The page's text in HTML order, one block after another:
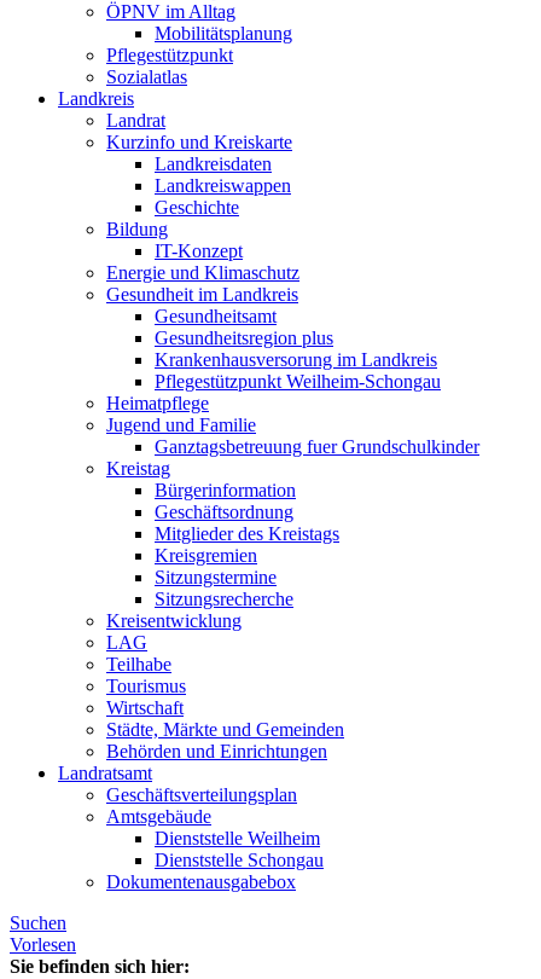
ÖPNV im Alltag
Mobilitätsplanung
Pflegestützpunkt
Sozialatlas
Landkreis
Landrat
Kurzinfo und Kreiskarte
Landkreisdaten
Landkreiswappen
Geschichte
Bildung
IT-Konzept
Energie und Klimaschutz
Gesundheit im Landkreis
Gesundheitsamt
Gesundheitsregion plus
Krankenhausversorung im Landkreis
Pflegestützpunkt Weilheim-Schongau
Heimatpflege
Jugend und Familie
Ganztagsbetreuung fuer Grundschulkinder
Kreistag
Bürgerinformation
Geschäftsordnung
Mitglieder des Kreistags
Kreisgremien
Sitzungstermine
Sitzungsrecherche
Kreisentwicklung
LAG
Teilhabe
Tourismus
Wirtschaft
Städte, Märkte und Gemeinden
Behörden und Einrichtungen
Landratsamt
Geschäftsverteilungsplan
Amtsgebäude
Dienststelle Weilheim
Dienststelle Schongau
Dokumentenausgabebox
Suchen
Vorlesen
Sie befinden sich hier: